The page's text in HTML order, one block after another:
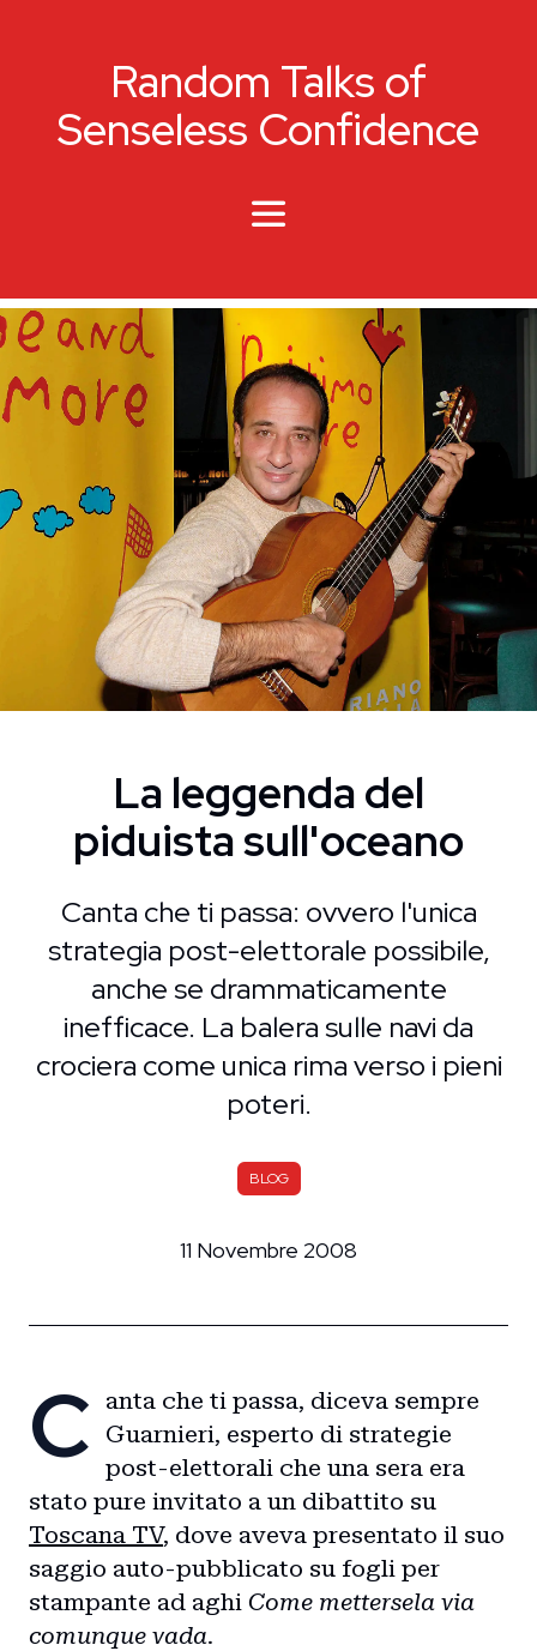
Random Talks of
Senseless Confidence
La leggenda del
piduista sull'oceano
Canta che ti passa: ovvero l'unica
strategia post-elettorale possibile,
anche se drammaticamente
inefficace. La balera sulle navi da
crociera come unica rima verso i pieni
poteri.
BLOG
11 Novembre 2008
C
anta che ti passa, diceva sempre
Guarnieri, esperto di strategie
post-elettorali che una sera era
stato pure invitato a un dibattito su
Toscana TV, dove aveva presentato il suo
saggio auto-pubblicato su fogli per
stampante ad aghi Come mettersela via
comunque vada.